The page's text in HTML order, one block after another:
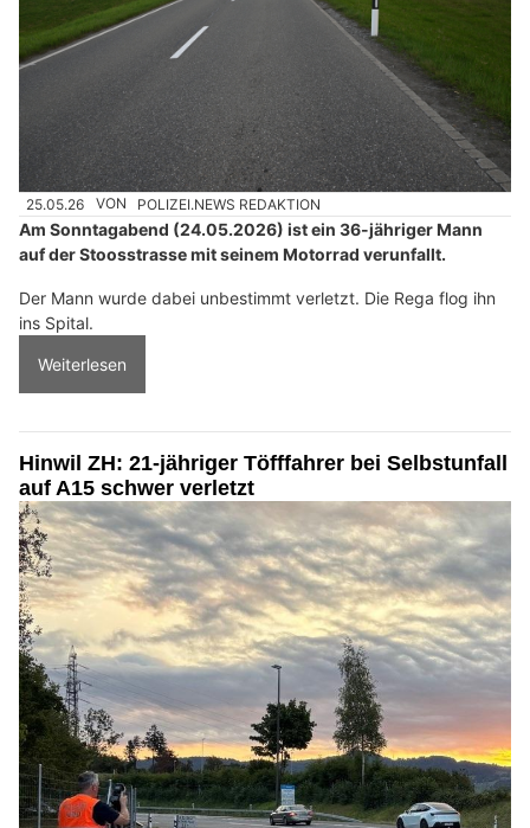
25.05.26 VON POLIZEI.NEWS REDAKTION
Am Sonntagabend (24.05.2026) ist ein 36-jähriger Mann
auf der Stoosstrasse mit seinem Motorrad verunfallt.
Der Mann wurde dabei unbestimmt verletzt. Die Rega flog ihn
ins Spital.
Weiterlesen
Hinwil ZH: 21-jähriger Töfffahrer bei Selbstunfall
auf A15 schwer verletzt